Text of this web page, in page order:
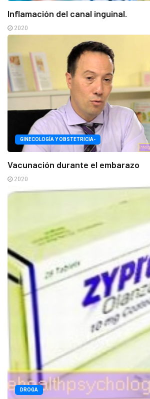
Inflamación del canal inguinal.
2020
GINECOLOGÍA Y OBSTETRICIA-
Vacunación durante el embarazo
2020
DROGA